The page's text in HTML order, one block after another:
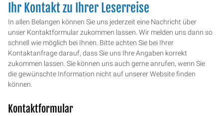
Ihr Kontakt zu Ihrer Leserreise
In allen Belangen können Sie uns jederzeit eine Nachricht über
unser Kontaktformular zukommen lassen. Wir melden uns dann so
schnell wie möglich bei Ihnen. Bitte achten Sie bei Ihrer
Kontaktanfrage darauf, dass Sie uns Ihre Angaben korrekt
zukommen lassen. Sie können uns auch gerne anrufen, wenn Sie
die gewünschte Information nicht auf unserer Website finden
können.
Kontaktformular